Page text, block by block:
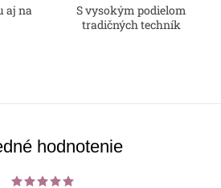
aj na
S vysokým podielom
tradičných techník
hodnotenie